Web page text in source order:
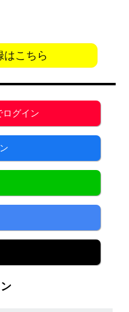
はこちら
ログイン